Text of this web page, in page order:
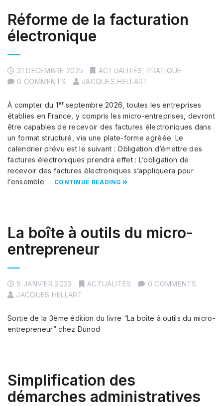
Réforme de la facturation
électronique
31 DÉCEMBRE 2025 ACTUALITÉS
PRATIQUE
0 COMMENTS
JACQUES HELLART
À compter du 1ᵉʳ septembre 2026, toutes les entreprises
établies en France, y compris les micro-entreprises, devront
être capables de recevoir des factures électroniques dans
un format structuré, via une plate-forme agréée. Le
calendrier prévu est le suivant : Obligation d’émettre des
factures électroniques prendra effet : L’obligation de
recevoir des factures électroniques s’appliquera pour
l’ensemble … CONTINUE READING
La boîte à outils du micro-
entrepreneur
5 JANVIER 2023 ACTUALITÉS
0 COMMENTS
JACQUES HELLART
Sortie de la 3ème édition du livre “La boîte à outils du micro-
entrepreneur” chez Dunod
Simplification des
démarches administratives